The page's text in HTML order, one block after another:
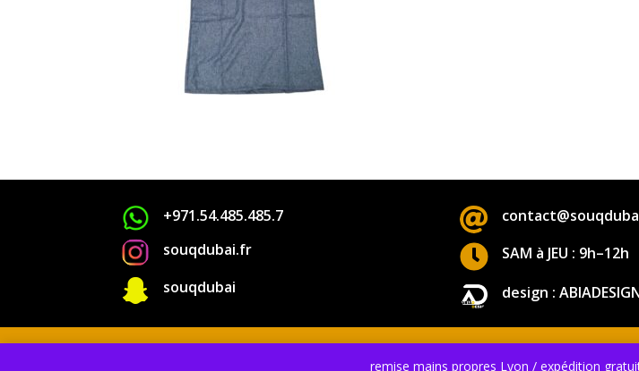
remise mains propres Lyon / expédition
+971.54.485.485.7
souqdubai.fr
 souqdubai


SAM à JEU : 9h–12h
design :